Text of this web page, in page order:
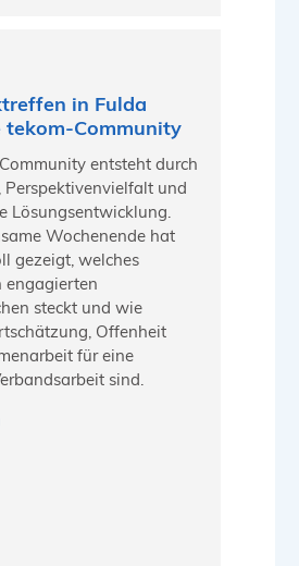
in Fulda
Community
entsteht durch
Perspektivenvielfalt und
Lösungsentwicklung.
Wochenende hat
gezeigt, welches
engagierten
steckt und wie
Offenheit
für eine
sind.